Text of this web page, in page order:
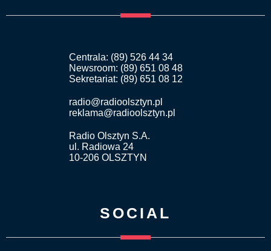
Centrala: (89) 526 44 34
Newsroom: (89) 651 08 48
Sekretariat: (89) 651 08 12
radio@radioolsztyn.pl
reklama@radioolsztyn.pl
Radio Olsztyn S.A.
ul. Radiowa 24
10-206 OLSZTYN
SOCIAL